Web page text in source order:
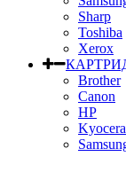
Sharp
Toshiba
Xerox
Brother
Canon
HP
Kyocera